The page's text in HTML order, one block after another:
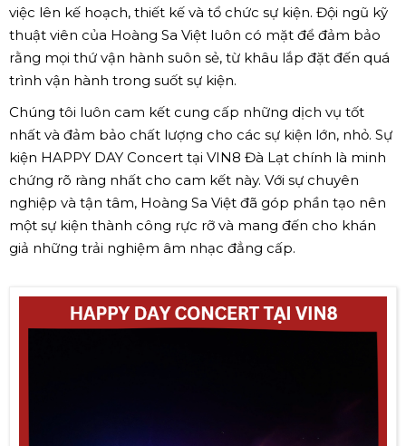
việc lên kế hoạch, thiết kế và tổ chức sự kiện. Đội ngũ kỹ
thuật viên của Hoàng Sa Việt luôn có mặt để đảm bảo
rằng mọi thứ vận hành suôn sẻ, từ khâu lắp đặt đến quá
trình vận hành trong suốt sự kiện.
Chúng tôi luôn cam kết cung cấp những dịch vụ tốt
nhất và đảm bảo chất lượng cho các sự kiện lớn, nhỏ. Sự
kiện HAPPY DAY Concert tại VIN8 Đà Lạt chính là minh
chứng rõ ràng nhất cho cam kết này. Với sự chuyên
nghiệp và tận tâm, Hoàng Sa Việt đã góp phần tạo nên
một sự kiện thành công rực rỡ và mang đến cho khán
giả những trải nghiệm âm nhạc đẳng cấp.